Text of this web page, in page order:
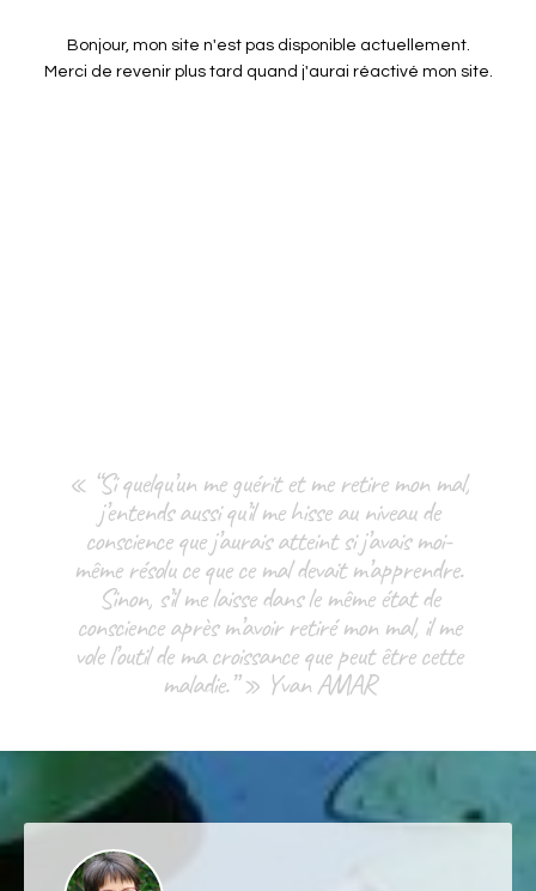
Bonjour, mon site n'est pas disponible actuellement.
Merci de revenir plus tard quand j'aurai réactivé mon site.
« “Si quelqu’un me guérit et me retire mon mal,
j’entends aussi qu’il me hisse au niveau de
conscience que j’aurais atteint si j’avais moi-
même résolu ce que ce mal devait m’apprendre.
Sinon, s’il me laisse dans le même état de
conscience après m’avoir retiré mon mal, il me
vole l’outil de ma croissance que peut être cette
maladie.” » Yvan AMAR